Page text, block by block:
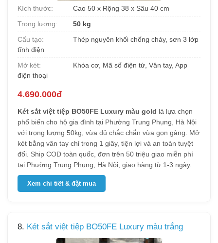
Kích thước:
Cao 50 x Rộng 38 x Sâu 40 cm
Trọng lượng:
50 kg
Cấu tạo:
Thép nguyên khối chống cháy, sơn 3 lớp
tĩnh điện
Mở két:
Khóa cơ, Mã số điện tử, Vân tay, App
điện thoại
4.690.000đ
Két sắt việt tiệp BO50FE Luxury màu gold là lựa chọn
phổ biến cho hộ gia đình tại Phường Trung Phụng, Hà Nội
với trọng lượng 50kg, vừa đủ chắc chắn vừa gọn gàng. Mở
két bằng vân tay chỉ trong 1 giây, tiện lợi và an toàn tuyệt
đối. Ship COD toàn quốc, đơn trên 50 triệu giao miễn phí
tại Phường Trung Phụng, Hà Nội, giao hàng từ 1-3 ngày.
Xem chi tiết & đặt mua
8. Két sắt việt tiệp BO50FE Luxury màu trắng